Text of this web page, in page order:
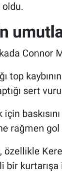
oldu.
Connor
top
sert
rağmen gol
bir kurtarışa